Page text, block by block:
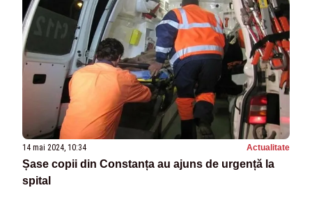
14 mai 2024, 10:34 Actualitate
Șase copii din Constanța au ajuns de urgență la
spital